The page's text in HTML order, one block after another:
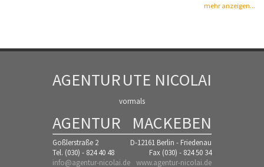
mehr anzeigen...
AGENTURUTE NICOLAI
vormals
AGENTUR MACKEBEN
Goßlerstraße 2
D-12161 Berlin - Friedenau
Tel. (030) - 824 40 48
Fax (030) - 824 50 34
info@agentur-nicolai.de www.agentur-nicolai.de